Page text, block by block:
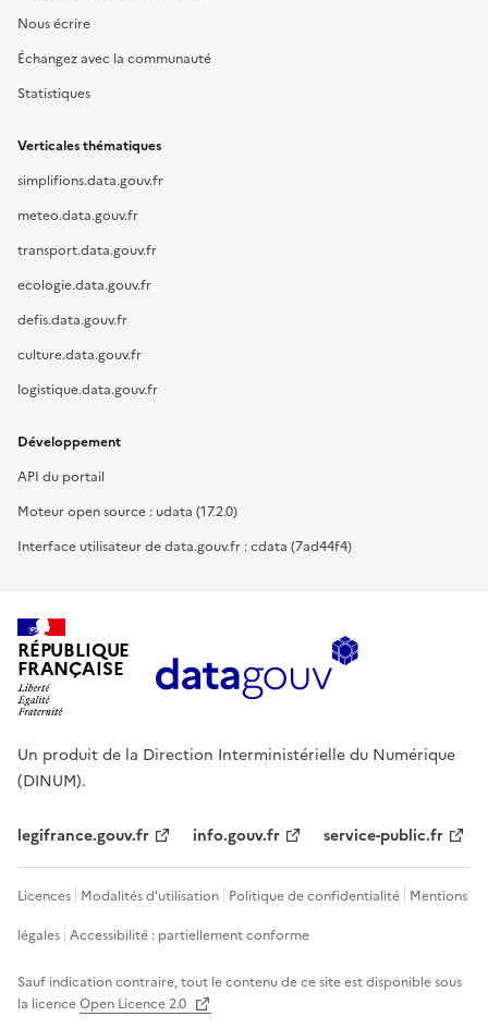
Nous écrire
Échangez avec la communauté
Statistiques
Verticales thématiques
simplifions.data.gouv.fr
meteo.data.gouv.fr
transport.data.gouv.fr
ecologie.data.gouv.fr
defis.data.gouv.fr
culture.data.gouv.fr
logistique.data.gouv.fr
Développement
API du portail
Moteur open source : udata (17.2.0)
Interface utilisateur de data.gouv.fr : cdata (7ad44f4)
RÉPUBLIQUE
FRANÇAISE
Un produit de la Direction Interministérielle du Numérique
(DINUM).
legifrance.gouv.fr info.gouv.fr service-public.fr
Licences Modalités d'utilisation Politique de confidentialité Mentions
légales Accessibilité : partiellement conforme
Sauf indication contraire, tout le contenu de ce site est disponible sous
la licenceOpen Licence 2.0